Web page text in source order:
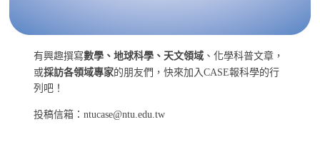
有興趣撰寫數學、地球科學、天文領域 、化學科普文章，
或採訪各領域專家的朋友們，快來加入CASE報科學的行
列吧！
投稿信箱：ntucase@ntu.edu.tw